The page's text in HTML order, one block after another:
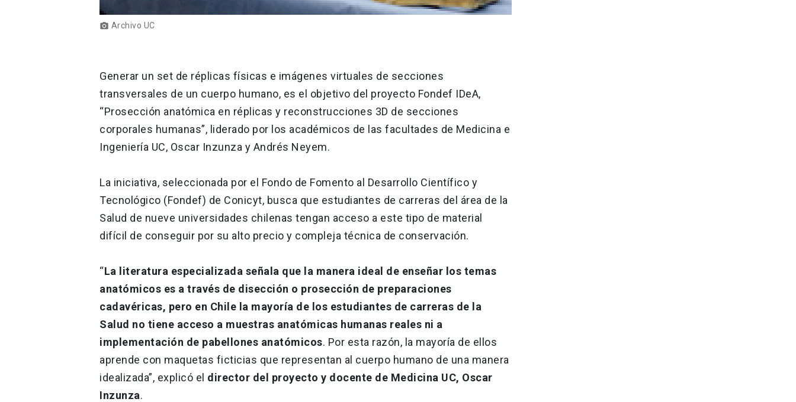
photo_camera Archivo UC
Generar un set de réplicas físicas e imágenes virtuales de secciones
transversales de un cuerpo humano, es el objetivo del proyecto Fondef IDeA,
“Prosección anatómica en réplicas y reconstrucciones 3D de secciones
corporales humanas”, liderado por los académicos de las facultades de Medicina e
Ingeniería UC, Oscar Inzunza y Andrés Neyem.
La iniciativa, seleccionada por el Fondo de Fomento al Desarrollo Científico y
Tecnológico (Fondef) de Conicyt, busca que estudiantes de carreras del área de la
Salud de nueve universidades chilenas tengan acceso a este tipo de material
difícil de conseguir por su alto precio y compleja técnica de conservación.
“La literatura especializada señala que la manera ideal de enseñar los temas
anatómicos es a través de disección o prosección de preparaciones
cadavéricas, pero en Chile la mayoría de los estudiantes de carreras de la
Salud no tiene acceso a muestras anatómicas humanas reales ni a
implementación de pabellones anatómicos. Por esta razón, la mayoría de ellos
aprende con maquetas ficticias que representan al cuerpo humano de una manera
idealizada”, explicó el director del proyecto y docente de Medicina UC, Oscar
Inzunza.